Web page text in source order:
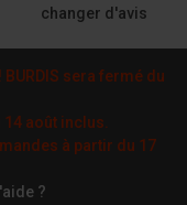
changer d'avis
sera fermé du
août inclus.
à partir du 17
?